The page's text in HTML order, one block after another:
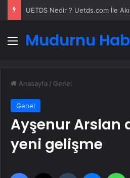
MenüMudurnu
Anasayfa / Genel
Genel
Ayşenur Arslan
yeni gelişme
Facebook Tumblr